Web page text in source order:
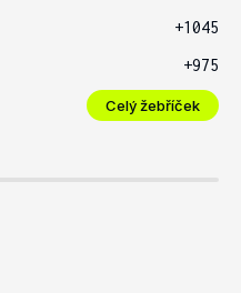
+1045
+975
Celý žebříček